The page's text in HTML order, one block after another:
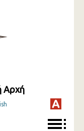
Αρχή